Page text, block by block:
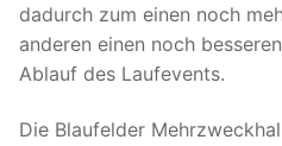
dadurch zum einen noch
anderen einen noch
Ablauf des Laufevents.
Die Blaufelder